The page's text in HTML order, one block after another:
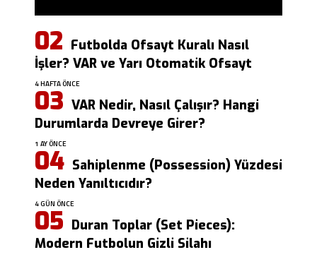
Futbolda Ofsayt Kuralı Nasıl
İşler? VAR ve Yarı Otomatik Ofsayt
4 HAFTA ÖNCE
VAR Nedir, Nasıl Çalışır? Hangi
Durumlarda Devreye Girer?
1 AY ÖNCE
Sahiplenme (Possession) Yüzdesi
Neden Yanıltıcıdır?
4 GÜN ÖNCE
Duran Toplar (Set Pieces):
Modern Futbolun Gizli Silahı